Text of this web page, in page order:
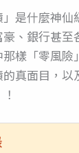
是什麼神仙
、銀行甚至
樣「零風
真面目，以